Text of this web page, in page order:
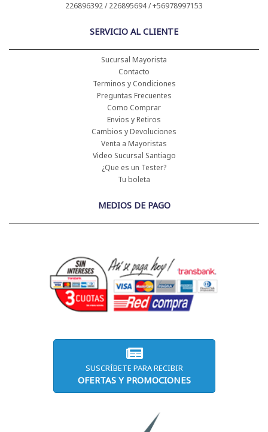
226896392 / 226895694 / +56978997153
SERVICIO AL CLIENTE
Sucursal Mayorista
Contacto
Terminos y Condiciones
Preguntas Frecuentes
Como Comprar
Envios y Retiros
Cambios y Devoluciones
Venta a Mayoristas
Video Sucursal Santiago
¿Que es un Tester?
Tu boleta
MEDIOS DE PAGO
SUSCRÍBETE PARA RECIBIR
OFERTAS Y PROMOCIONES